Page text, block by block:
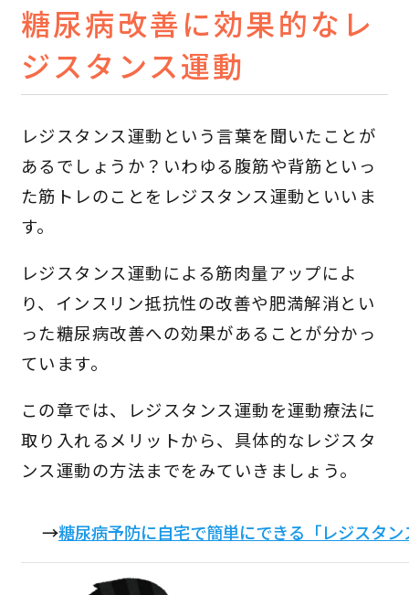
糖尿病改善に効果的なレ
ジスタンス運動
レジスタンス運動という言葉を聞いたことが
あるでしょうか？いわゆる腹筋や背筋といっ
た筋トレのことをレジスタンス運動といいま
す。
レジスタンス運動による筋肉量アップによ
り、インスリン抵抗性の改善や肥満解消とい
った糖尿病改善への効果があることが分かっ
ています。
この章では、レジスタンス運動を運動療法に
取り入れるメリットから、具体的なレジスタ
ンス運動の方法までをみていきましょう。
→糖尿病予防に自宅で簡単にできる「レジスタ